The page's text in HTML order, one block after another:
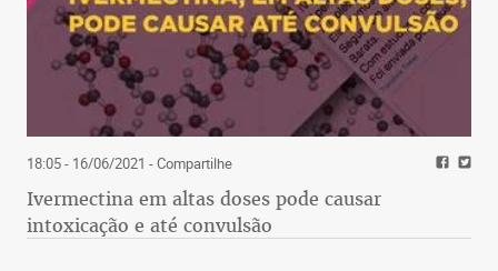
18:05 - 16/06/2021 - Compartilhe
Ivermectina em altas doses pode causar
intoxicação e até convulsão